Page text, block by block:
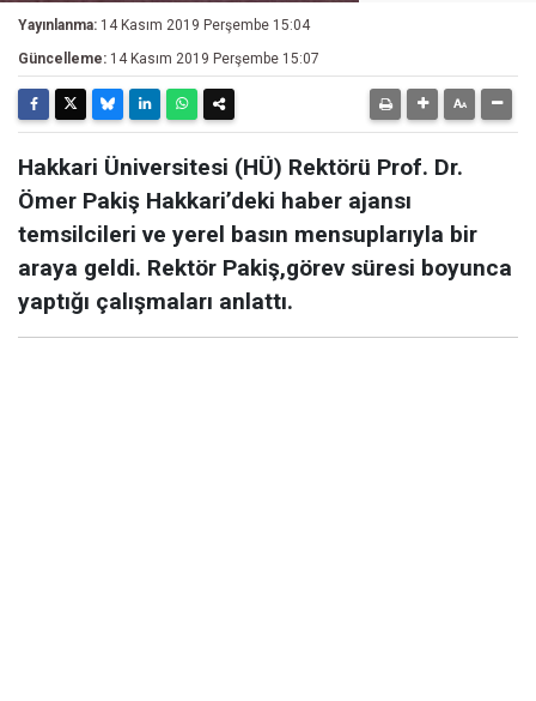
Yayınlanma: 14 Kasım 2019 Perşembe 15:04
Güncelleme: 14 Kasım 2019 Perşembe 15:07
Hakkari Üniversitesi (HÜ) Rektörü Prof. Dr.
Ömer Pakiş Hakkari’deki haber ajansı
temsilcileri ve yerel basın mensuplarıyla bir
araya geldi. Rektör Pakiş,görev süresi boyunca
yaptığı çalışmaları anlattı.